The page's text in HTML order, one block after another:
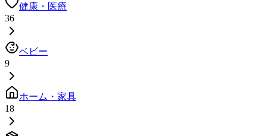
健康・医療
36
ベビー
9
ホーム・家具
18